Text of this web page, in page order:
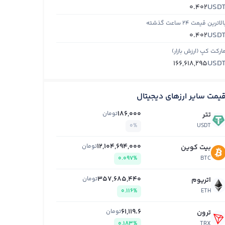
0.402
قیمت ۲۴ ساعت گذشته
0.402
مارکت کپ (ارزش بازار)
166,618,295
قیمت سایر ارزهای دیجیتال
تتر
USDT
186,000تومان
0%
بیت کوین
BTC
12,104,694,000تومان
0.097%
اتریوم
ETH
357,685,440تومان
0.116%
ترون 61,119.6تومان